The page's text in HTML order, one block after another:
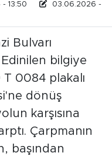
13:50
03.06.2026 -
Bulvarı
bilgiye
0084 plakalı
dönüş
karşısına
Çarpmanın
başından